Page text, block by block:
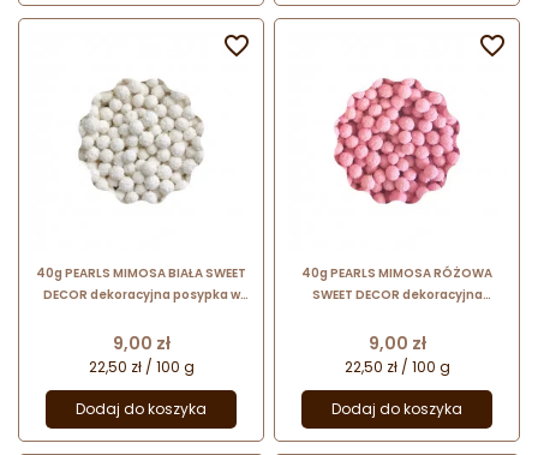
40g PEARLS MIMOSA BIAŁA SWEET
DECOR dekoracyjna posypka w
Cena
9,00 zł
22,50 zł / 100 g
Dodaj do koszyka

40g PEARLS MIMOSA RÓŻOWA
SWEET DECOR dekoracyjna
Cena
9,00 zł
22,50 zł / 100 g
Dodaj do koszyka
